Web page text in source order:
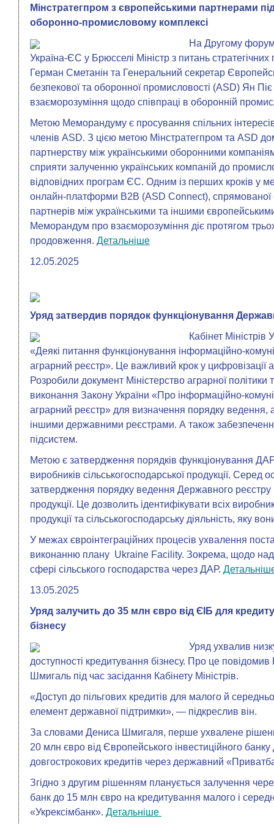
Мінстратегпром з європейськими партнерами
оборонно-промисловому комплексі
На Другому
Україна-ЄС у Брюсселі Міністр з питань
Герман Сметанін та Генеральний секретар
безпекової та оборонної промисловості (ASD) Ян
взаєморозуміння щодо співпраці в оборонній
Метою Меморандуму є просування спільних
членів ASD. З цією метою Мінстратегпром та ASD
партнерству між українськими оборонними
сприяти залученню українських компаній до
відповідних програм ЄС. Одним із перших кроків у
онлайн-платформи B2B (ASD Connect), спрямованої
партнерів між українськими та іншими
Меморандум про взаєморозуміння діє протягом
продовження. Детальніше
12.05.2025
Уряд затвердив порядок функціонування
Кабінет
«Деякі питання функціонування інформаційно-
аграрний реєстр». Це важливий крок у цифровізації
Розробили документ Міністерство аграрної
виконання Закону України «Про інформаційно-
аграрний реєстр» для визначення порядку ведення,
іншими державними реєстрами. А також
підсистем.
Метою є затвердження порядків функціонування
виробників сільськогосподарської продукції. Серед
затвердження порядку ведення Державного реєстру
продукції. Це дозволить ідентифікувати всіх
продукції та сільськогосподарську діяльність, яку
У межах євроінтеграційних процесів ухвалення
виконанню плану Ukraine Facility. Зокрема, щодо
сфері сільського господарства через ДАР.
13.05.2025
Уряд залучить до 35 млн євро від ЄІБ для
бізнесу
Уряд ухвалив
доступності кредитування бізнесу. Про це
Шмигаль під час засідання Кабінету Міністрів.
«Доступ до пільгових кредитів для малого й
елемент державної підтримки», — підкреслив він.
За словами Дениса Шмигаля, перше ухвалене
20 млн євро від Європейського інвестиційного
довгострокових кредитів через державний
Згідно з другим рішенням планується залучення
банк до 15 млн євро на кредитування малого і
«Укрексімбанк». Детальніше